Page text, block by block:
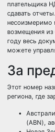
плательщика
сдавать
несоизмеримо
возмещения
году весь
можете
За
Этот номер
региона, где
(ABN),